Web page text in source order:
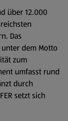
über 12.000
Das
dem Motto
zum
umfasst rund
durch
setzt sich